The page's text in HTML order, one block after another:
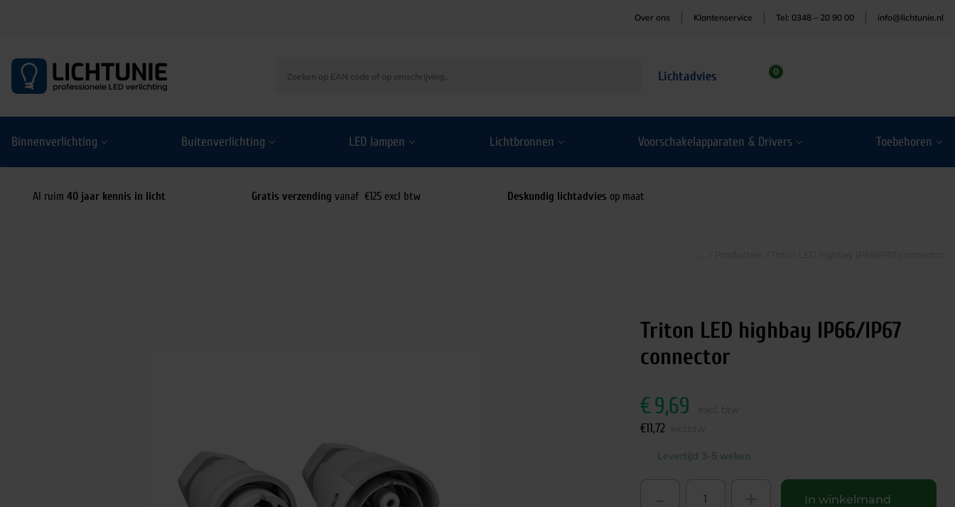
Over ons Klantenservice Tel: 0348 – 20 90 00 info@lichtunie.nl
Lichtadvies 0
Binnenverlichting Buitenverlichting LED lampen Lichtbronnen Voorschakelapparaten & Drivers Toebehoren
Al ruim 40 jaar kennis in licht Gratis verzending vanaf €125 excl btw Deskundig lichtadvies op maat
Triton LED highbay IP66/IP67
connector
€9,69
€11,72
Levertijd 3-5 weken
In winkelmand